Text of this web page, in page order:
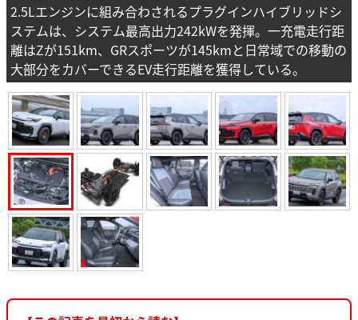
2.5Lエンジンに組み合わされるプラグインハイブリッドシ
ステムは、システム最高出力242kWを発揮。一充電走行距
離はZが151km、GRスポーツが145kmと日常域での移動の
大部分をカバーできるEV走行距離を獲得している。